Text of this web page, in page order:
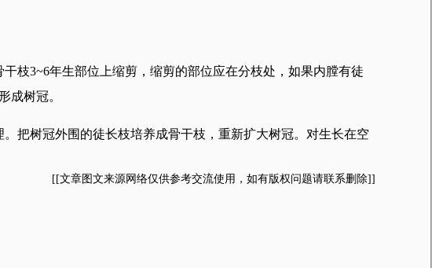
3~6年生部位上缩剪，缩剪的部位应在分枝处，如果内膛有徒
成树冠。
树冠外围的徒长枝培养成骨干枝，重新扩大树冠。对生长在空
[[文章图文来源网络仅供参考交流使用，如有版权问题请联系删除]]